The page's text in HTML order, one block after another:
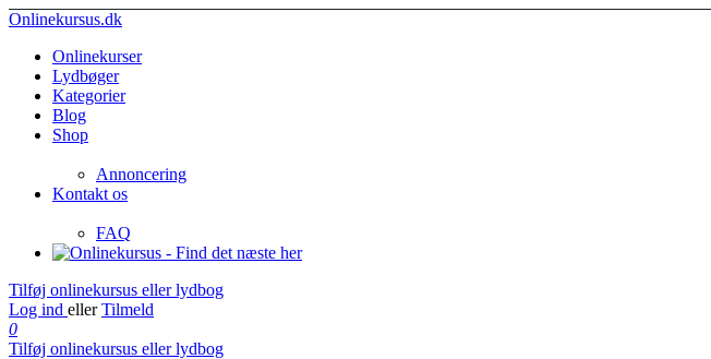
Onlinekursus.dk
Onlinekurser
Lydbøger
Kategorier
Blog
Shop
Annoncering
Kontakt os
FAQ
Tilføj onlinekursus eller lydbog
Log ind eller Tilmeld
0
Tilføj onlinekursus eller lydbog